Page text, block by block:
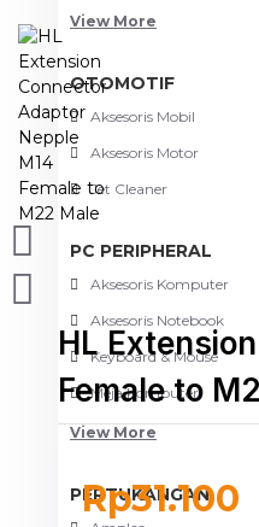
View More
OTOMOTIF
Aksesoris Mobil
Aksesoris Motor
Jet Cleaner
PC PERIPHERAL
Aksesoris Komputer
Aksesoris Notebook
Keyboard & Mouse
Meja Komputer
View More
PERTUKANGAN
HL
Female to
Rp31.100